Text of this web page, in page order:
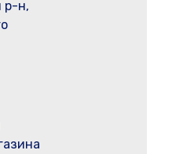
р-н,